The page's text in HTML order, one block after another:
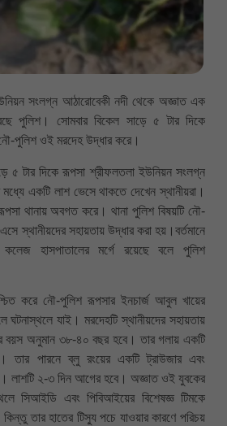
সংলগ্ন আঠারোবেকী নদী থেকে অজ্ঞাত এক
পুলিশ। সোমবার বিকেল সাড়ে ৫ টার দিকে
পুলিশ ওই মরদেহ উদ্ধার করে।
৫ টার দিকে রূপসা শ্রীফলতলা ইউনিয়ন সংলগ্ন
মধ্যে একটি লাশ ভেসে থাকতে দেখেন স্থানীয়রা।
রূপসা থানায় অবগত করে। থানা পুলিশ বিষয়টি নৌ-
স্থানীয়দের সহায়তায় উদ্ধার করা হয়।বর্তমানে
কলেজ হাসপাতালের মর্গে রয়েছে বলে পুলিশ
করে নৌ-পুলিশ রূপসার ইনচার্জ আবুল খায়ের
ঘটনাস্থলে যাই। মরদেহটি স্থানীয়দের সহায়তায়
অনুমান ৩৮-৪০ বছর হবে। তার গলায় একটি
তার পারনে ব্লু রংয়ের একটি ট্রাউজার এবং
লাশটি ২-৩ দিন আগের হবে। অজ্ঞাত ওই যুবকের
সিআইডি এবং পিবিআইয়ের বিশেষজ্ঞ টিমকে
তার হাতের টিস্যু পচে যাওয়ার কারণে পরিচয়